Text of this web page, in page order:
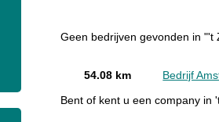
Geen bedrijven gevonden in
54.08 km Bedrijf
Bent of kent u een company in